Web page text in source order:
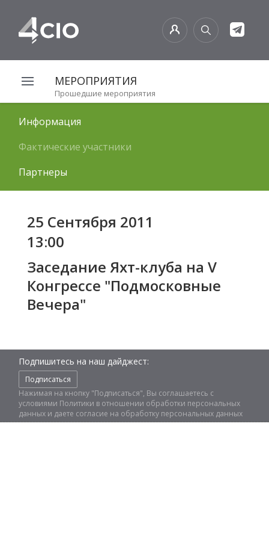
МЕРОПРИЯТИЯ
Прошедшие мероприятия
Информация
Фактические участники
Партнеры
25 Сентября 2011
13:00
Заседание Яхт-клуба на V
Конгрессе "Подмосковные
Вечера"
Подпишитесь на наш дайджест:
Подписаться
Нажимая на кнопку "Подписаться", Вы соглашаетесь с
условиями Политики в отношении обработки персональных
данных и даете согласие на обработку персональных данных